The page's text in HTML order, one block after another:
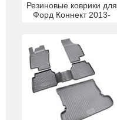
Резиновые коврики для
Форд Коннект 2013-